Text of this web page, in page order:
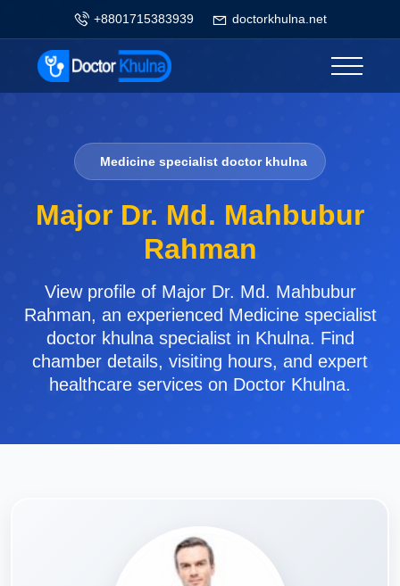
+8801715383939 doctorkhulna.net
Medicine specialist doctor khulna
Major Dr. Md. Mahbubur
Rahman
View profile of Major Dr. Md. Mahbubur
Rahman, an experienced Medicine specialist
doctor khulna specialist in Khulna. Find
chamber details, visiting hours, and expert
healthcare services on Doctor Khulna.